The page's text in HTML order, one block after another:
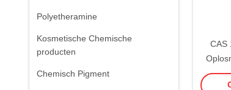
Polyetheramine
Kosmetische Chemische
producten
Chemisch Pigment
CAS